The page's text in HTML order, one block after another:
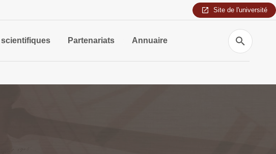
Site de l'université
scientifiques Partenariats Annuaire
Recherche